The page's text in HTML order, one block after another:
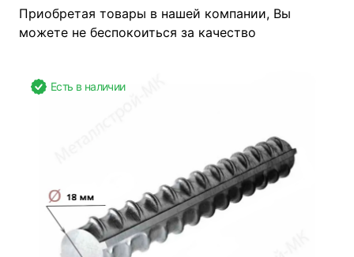
Приобретая товары в нашей компании, Вы
можете не беспокоиться за качество
Есть в наличии